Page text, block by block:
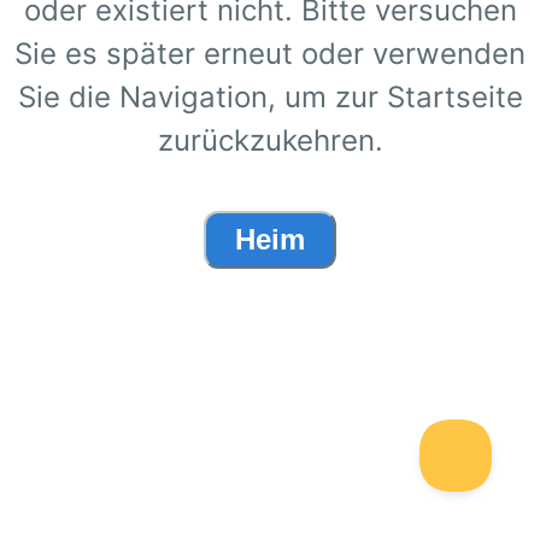
oder existiert nicht. Bitte versuchen
Sie es später erneut oder verwenden
Sie die Navigation, um zur Startseite
zurückzukehren.
Heim